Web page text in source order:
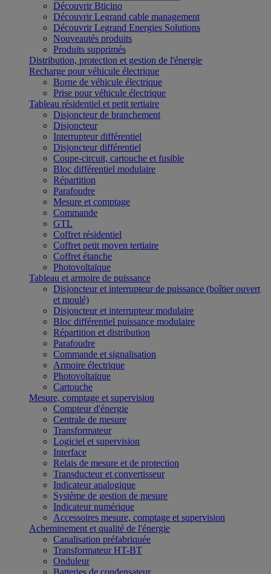
Découvrir Bticino
Découvrir Legrand cable management
Découvrir Legrand Energies Solutions
Nouveautés produits
Produits supprimés
Distribution, protection et gestion de l'énergie
Recharge pour véhicule électrique
Borne de véhicule électrique
Prise pour véhicule électrique
Tableau résidentiel et petit tertiaire
Disjoncteur de branchement
Disjoncteur
Interrupteur différentiel
Disjoncteur différentiel
Coupe-circuit, cartouche et fusible
Bloc différentiel modulaire
Répartition
Parafoudre
Mesure et comptage
Commande
GTL
Coffret résidentiel
Coffret petit moyen tertiaire
Coffret étanche
Photovoltaïque
Tableau et armoire de puissance
Disjoncteur et interrupteur de puissance (boîtier ouvert
et moulé)
Disjoncteur et interrupteur modulaire
Bloc différentiel puissance modulaire
Répartition et distribution
Parafoudre
Commande et signalisation
Armoire électrique
Photovoltaïque
Cartouche
Mesure, comptage et supervision
Compteur d'énergie
Centrale de mesure
Transformateur
Logiciel et supervision
Interface
Relais de mesure et de protection
Transducteur et convertisseur
Indicateur analogique
Système de gestion de mesure
Indicateur numérique
Accessoires mesure, comptage et supervision
Acheminement et qualité de l'énergie
Canalisation préfabriquée
Transformateur HT-BT
Onduleur
Batteries de condensateur